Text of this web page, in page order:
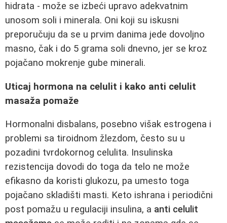
hidrata - može se izbeći upravo adekvatnim
unosom soli i minerala. Oni koji su iskusni
preporučuju da se u prvim danima jede dovoljno
masno, čak i do 5 grama soli dnevno, jer se kroz
pojačano mokrenje gube minerali.
Uticaj hormona na celulit i kako anti celulit
masaža pomaže
Hormonalni disbalans, posebno višak estrogena i
problemi sa tiroidnom žlezdom, često su u
pozadini tvrdokornog celulita. Insulinska
rezistencija dovodi do toga da telo ne može
efikasno da koristi glukozu, pa umesto toga
pojačano skladišti masti. Keto ishrana i periodični
post pomažu u regulaciji insulina, a anti celulit